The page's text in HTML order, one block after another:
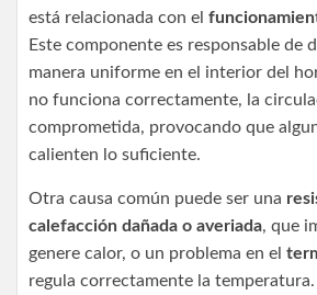
está relacionada con el
Este componente es responsable de
manera uniforme en el interior del
no funciona correctamente, la
comprometida, provocando que
calienten lo suficiente.
Otra causa común puede ser una
calefacción dañada o averiada, que
genere calor, o un problema en el
regula correctamente la temperatura.